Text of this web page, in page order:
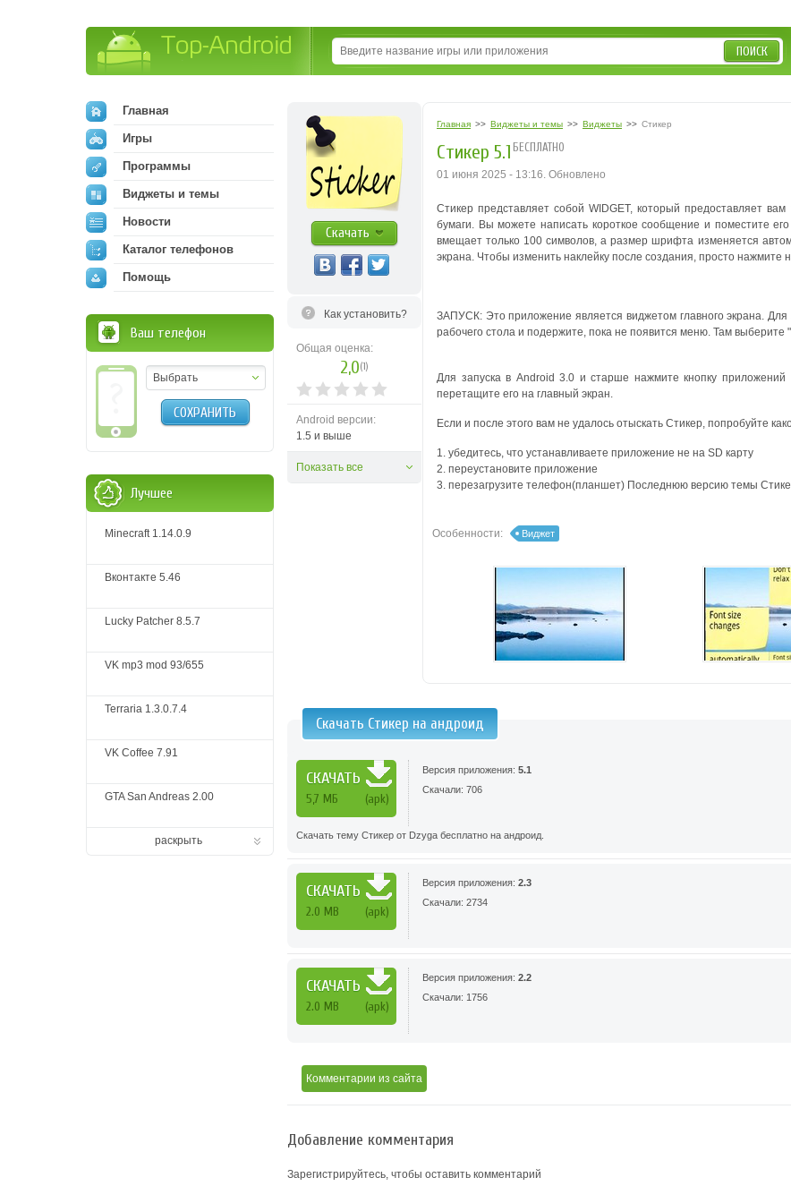
ПОИСК
Скачать
Как установить?
Общая оценка:
2,0(1)
Android версии:
1.5 и выше
Показать все
Главная >> Виджеты и темы >> Виджеты >> Стикер
Стикер 5.1 БЕСПЛАТНО
01 июня 2025 - 13:16. Обновлено
Стикер представляет собой WIDGET, который предоставляет
бумаги. Вы можете написать короткое сообщение и поместите
вмещает только 100 символов, а размер шрифта изменяется
экрана. Чтобы изменить наклейку после создания, просто нажмите
ЗАПУСК: Это приложение является виджетом главного экрана.
рабочего стола и подержите, пока не появится меню. Там
Для запуска в Android 3.0 и старше нажмите кнопку
перетащите его на главный экран.
Если и после этого вам не удалось отыскать Стикер, попробуйте
1. убедитесь, что устанавливаете приложение не на SD карту
2. переустановите приложение
3. перезагрузите телефон(планшет) Последнюю версию темы
Особенности: Виджет
Скачать Стикер на андроид
СКАЧАТЬ
5,7 МБ (apk)
Версия приложения: 5.1
Скачали: 706
Скачать тему Стикер от Dzyga бесплатно на андроид.
СКАЧАТЬ
2.0 MB (apk)
Версия приложения: 2.3
Скачали: 2734
СКАЧАТЬ
2.0 MB (apk)
Версия приложения: 2.2
Скачали: 1756
Комментарии из сайта
Добавление комментария
Зарегистрируйтесь, чтобы оставить комментарий
Главная
Игры
Программы
Виджеты и темы
Новости
Каталог телефонов
Помощь
Ваш телефон
Выбрать
СОХРАНИТЬ
Лучшее
Minecraft 1.14.0.9
Вконтакте 5.46
Lucky Patcher 8.5.7
VK mp3 mod 93/655
Terraria 1.3.0.7.4
VK Coffee 7.91
GTA San Andreas 2.00
раскрыть